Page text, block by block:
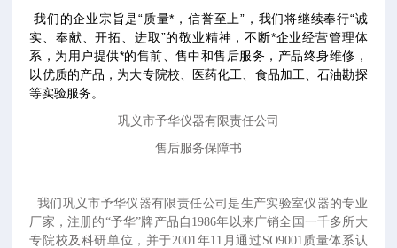
我们的企业宗旨是“质量*，信誉至上”，我们将继续奉行“诚
实、奉献、开拓、进取”的敬业精神，不断*企业经营管理体
系，为用户提供*的售前、售中和售后服务，产品终身维修，
以优质的产品，为大专院校、医药化工、食品加工、石油勘探
等实验服务。
巩义市予华仪器有限责任公司
售后服务保障书
我们巩义市予华仪器有限责任公司是生产实验室仪器的专业
厂家，注册的“予华”牌产品自1986年以来广销全国一千多所大
专院校及科研单位，并于2001年11月通过SO9001质量体系认